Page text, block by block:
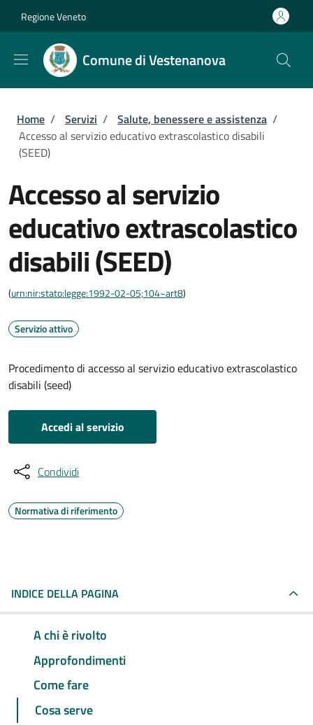
Regione Veneto
Comune di Vestenanova
Briciole di pane
Home / Servizi / Salute, benessere e assistenza /
Accesso al servizio educativo extrascolastico disabili
(SEED)
Accesso al servizio
educativo extrascolastico
disabili (SEED)
(urn:nir:stato:legge:1992-02-05;104~art8)
Servizio attivo
Procedimento di accesso al servizio educativo extrascolastico
disabili (seed)
Accedi al servizio
Condividi
Normativa di riferimento
INDICE DELLA PAGINA
A chi è rivolto
Approfondimenti
Come fare
Cosa serve